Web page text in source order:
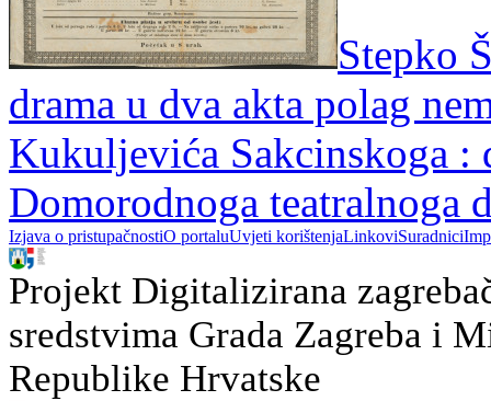
Stepko
drama u dva akta polag
Kukuljevića Sakcinskoga :
Domorodnoga teatralnoga
Izjava o pristupačnostiO portaluUvjeti korištenjaLinkoviSuradnici
Projekt Digitalizirana
sredstvima Grada Zagreba i
Republike Hrvatske